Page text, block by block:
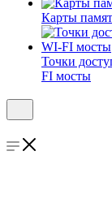
Карты
Точки
FI мосты